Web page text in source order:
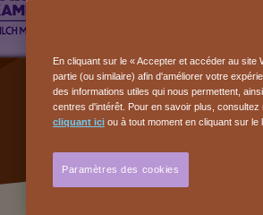
En cliquant sur le « Accepter et accéder au
partie (ou similaire) afin d'améliorer votre
des informations utiles qui nous permettent,
centres d'intérêt. Pour en savoir plus,
cliquant ici ou à tout moment en cliquant sur le
Paramètres des cookies